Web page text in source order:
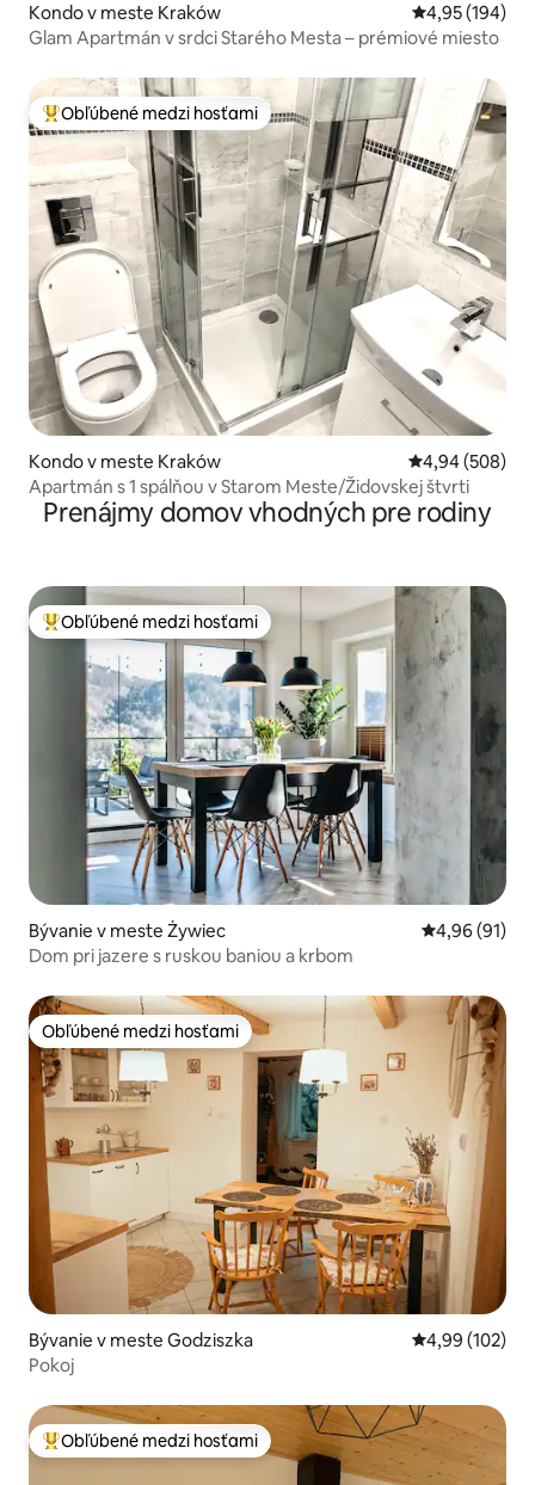
Kondo v meste Kraków Priemerné
4,95 (194)
Glam Apartmán v srdci Starého Mesta – prémiové miesto
Najobľúbenejšie medzi hosťami
Obľúbené medzi hosťami
Kondo v meste Kraków Priemerné
4,94 (508)
Apartmán s 1 spálňou v Starom Meste/Židovskej štvrti
Prenájmy domov vhodných pre rodiny
Najobľúbenejšie medzi hosťami
Obľúbené medzi hosťami
Bývanie v meste Żywiec Priemerné
4,96 (91)
Dom pri jazere s ruskou baniou a krbom
Obľúbené medzi hosťami
Obľúbené medzi hosťami
Bývanie v meste Godziszka Priemerné
4,99 (102)
Pokoj
Najobľúbenejšie medzi hosťami
Obľúbené medzi hosťami